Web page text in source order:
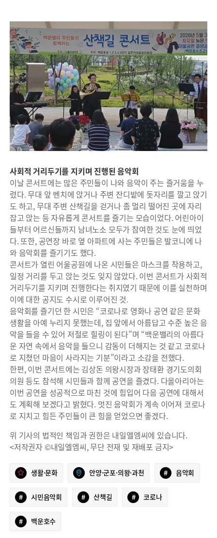
사회적 거리두기를 지키며 진행된 음악회
이날 콘서트에는 많은 주민들이 나와 음악이 주는 즐거움을 누
렸다. 무대 앞 벤치에 앉거나 주변 잔디밭에 돗자리를 깔고 앉기
도 하고, 무대 주변 산책길을 걷거나 좀 멀리 떨어진 곳에 자리
잡고 앉는 등 자유롭게 콘서트를 즐기는 모습이었다. 어린아이
들부터 어르신들까지 남녀노소 모두가 참여한 것도 눈에 띄었
다. 또한, 공연장 바로 옆 아파트에 사는 주민들은 발코니에 나
와 음악회를 즐기기도 했다.
콘서트가 열린 어울공원에 나온 시민들은 마스크를 착용하고,
일정 거리를 두고 앉는 것도 잊지 않았다. 이번 콘서트가 사회적
거리두기를 지키며 진행한다는 취지였기 때문에 이를 실천하며
이에 대한 공지도 수시로 이루어진 것.
음악회를 즐기던 한 시민은 “코로나로 영화나 공연 같은 문화
생활을 아예 누리지 못했는데, 집 앞에서 아름답고 수준 높은 음
악을 들을 수 있어 저절로 힐링이 된다”며 “백운밸리의 아름다
운 자연 속에서 음악을 들으니 감동이 더해지는 것 같고 코로나
로 지쳤던 마음이 사라지는 기분”이라고 소감을 전했다.
한편, 이번 콘서트에는 김상돈 의왕시장과 장태환 경기도의회
의원 등도 참석해 시민들과 함께 공연을 즐겼다. 다올아리아는
이번 공연을 성공적으로 마친 것에 힘입어 다음 공연에 대해서
도 계획해 보겠다고 밝혔다. 멋진 음악회가 계속 이어져 코로나
로 지치고 힘든 주민들이 큰 힘을 얻었으면 좋겠다.
위 기사의 법적인 책임과 권한은 내일엘엠씨에 있습니다.
<저작권자 ©내일엘엠씨, 무단 전재 및 재배포 금지>
생활·문화 안양·군포·의왕·과천 # 음악회
# 시민음악회 # 산책길 # 코로나
# 백운호수